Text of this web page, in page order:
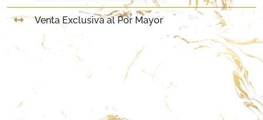
Venta Exclusiva al Por Mayor